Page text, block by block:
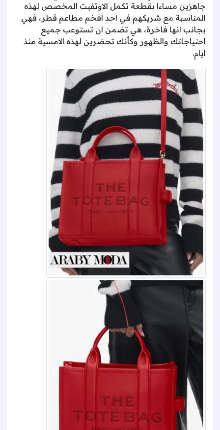
جاهزين مساءا بقطعة تكمل الاوتفيت المخصص لهذه
المناسبة مع شريكهم في احد افخم مطاعم قطر، فهي
بجانب انها فاخرة، هي تضمن ان تستوعب جميع
احتياجاتك والظهور وكأنك تحضرين لهذه الامسية منذ
ايام.